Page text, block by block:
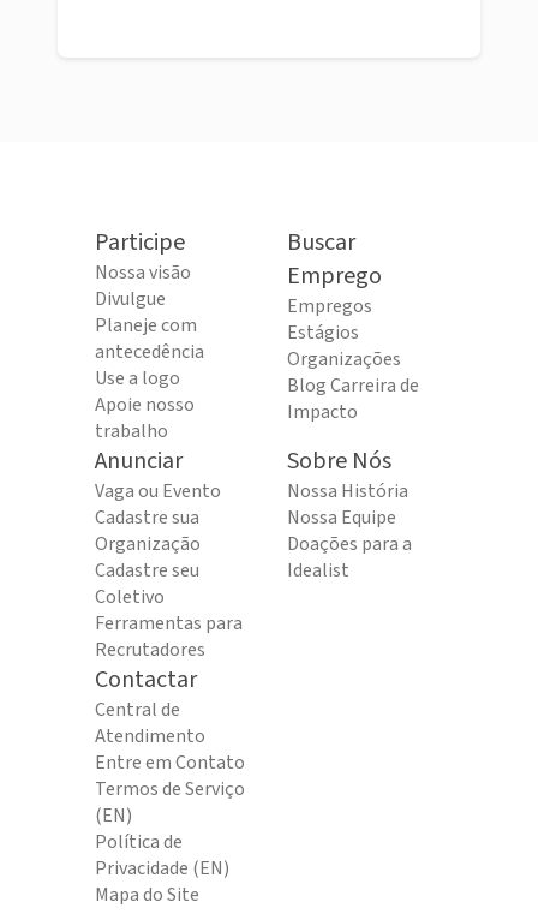
Participe
Nossa visão
Divulgue
Planeje com
antecedência
Use a logo
Apoie nosso
trabalho
Buscar
Emprego
Empregos
Estágios
Organizações
Blog Carreira de
Impacto
Anunciar
Vaga ou Evento
Cadastre sua
Organização
Cadastre seu
Coletivo
Ferramentas para
Recrutadores
Sobre Nós
Nossa História
Nossa Equipe
Doações para a
Idealist
Contactar
Central de
Atendimento
Entre em Contato
Termos de Serviço
(EN)
Política de
Privacidade (EN)
Mapa do Site